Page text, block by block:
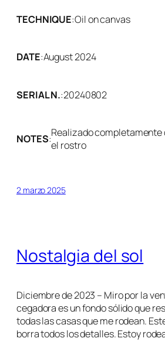
TECHNIQUE:Oil on canvas
DATE:August 2024
SERIAL N.:20240802
NOTES:Realizado completamente
el rostro
2 marzo 2025
Nostalgia del sol
Diciembre de 2023 – Miro por la
cegadora es un fondo sólido que
todas las casas que me rodean.
borra todos los detalles. Estoy